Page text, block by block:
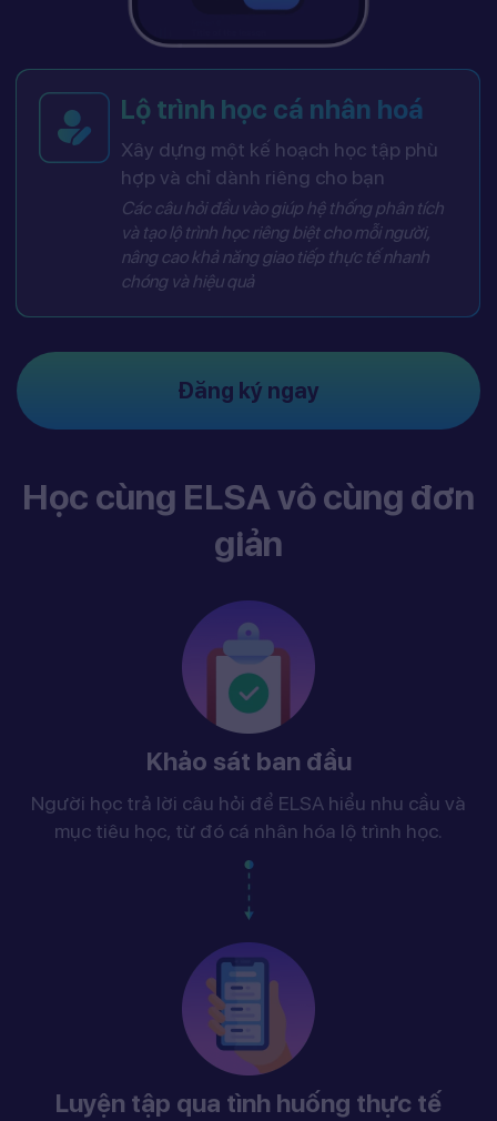
Lộ trình học cá nhân hoá
Xây dựng một kế hoạch học tập phù
hợp và chỉ dành riêng cho bạn
Các câu hỏi đầu vào giúp hệ thống phân tích
và tạo lộ trình học riêng biệt cho mỗi người,
nâng cao khả năng giao tiếp thực tế nhanh
chóng và hiệu quả
Đăng ký ngay
Học cùng ELSA vô cùng đơn
giản
Khảo sát ban đầu
Người học trả lời câu hỏi để ELSA hiểu nhu cầu và
mục tiêu học, từ đó cá nhân hóa lộ trình học.
Luyện tập qua tình huống thực tế